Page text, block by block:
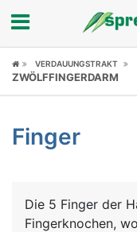
Fokus
Symptome
News
VERDAUUNGSTRAKT
ZWÖLFFINGERDARM
Finger
Die 5 Finger der
Fingerknochen,